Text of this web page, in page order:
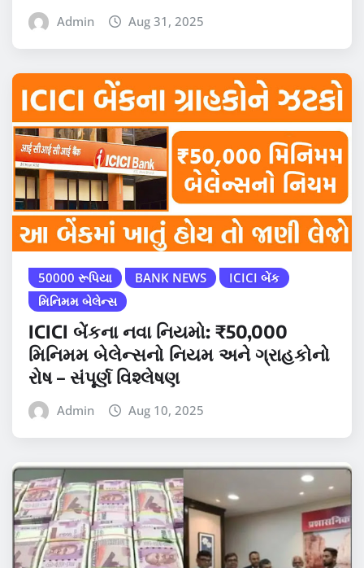
Admin Aug 31, 2025
50000 રૂપિયા BANK NEWS
ICICI બેંક
મિનિમમ બેલેન્સ
ICICI બેંકના નવા નિયમો: ₹50,000
મિનિમમ બેલેન્સનો નિયમ અને ગ્રાહકોનો
રોષ – સંપૂર્ણ વિશ્લેષણ
Admin Aug 10, 2025